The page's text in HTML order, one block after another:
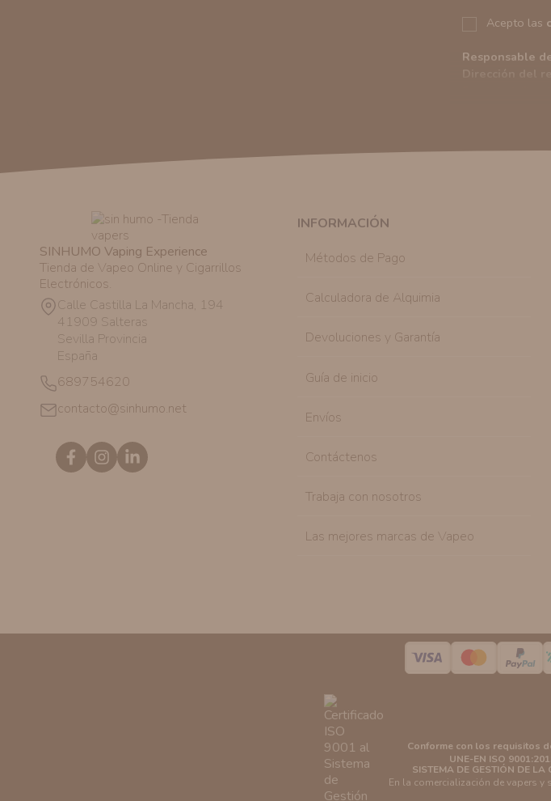
Acepto las
Responsable
similares a los
SINHUMO Vaping Experience
Tienda de Vapeo Online y Cigarrillos
Electrónicos.
Calle Castilla La Mancha, 194
41909 Salteras
Sevilla Provincia
España
689754620
contacto@sinhumo.net
INFORMACIÓN
Métodos de Pago
Calculadora de Alquimia
Devoluciones y Garantía
Guía de inicio
Envíos
Contáctenos
Trabaja con nosotros
Las mejores marcas de Vapeo
Conforme con los requisitos
UNE-EN ISO
SISTEMA DE GESTIÓN DE LA
En la comercialización de vapers y